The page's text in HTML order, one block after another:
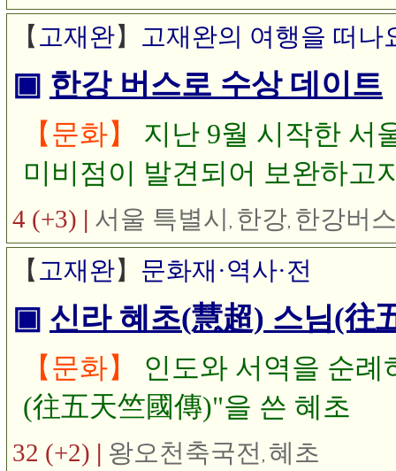
습 등을 볼 수 있는데 그 모든
입니다.
【 고재완】 고재완의 여행을 떠나
▣ 한강 버스로 수상 데이트
【문화】
지난 9월 시작한 서
미비점이 발견되어 보완하고
을 마치고 11월 1일 한강 버
한강 버스가 한강의 명물로
4 (+3) | 서울 특별시 , 한강, 한강버스
【 고재완】 문화재·역사·전
▣ 신라 혜초(慧超) 스님(往
【문화】
인도와 서역을 순
(往五天竺國傳)"을 쓴 혜초
32 (+2) | 왕오천축국전 , 혜초